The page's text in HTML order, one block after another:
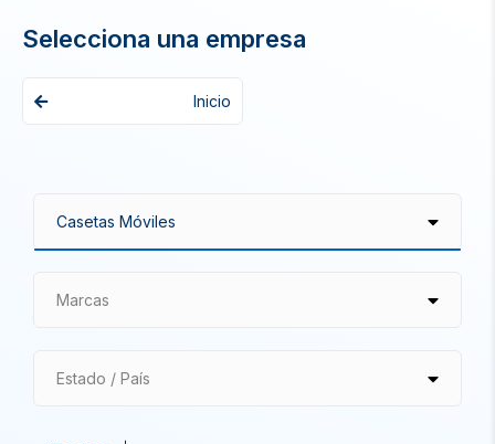
Selecciona una empresa
Inicio
Marcas
Estado / País